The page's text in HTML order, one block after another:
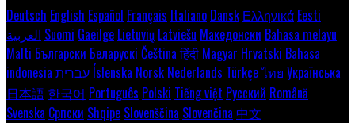
Deutsch English Español Français Italiano Dansk Ελληνικά Eesti
العربية Suomi Gaeilge Lietuvių Latviešu Македонски Bahasa melayu
Malti Български Беларускі Čeština हिंदी Magyar Hrvatski Bahasa
indonesia עברית Íslenska Norsk Nederlands Türkçeไทย Українська
日本語 한국어 Português Polski Tiếng việt Русский Română
Svenska Српски Shqipe Slovenščina Slovenčina 中文